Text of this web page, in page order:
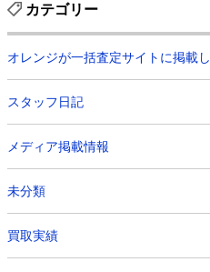
カテゴリー
オレンジが一括査定サイトに掲載
スタッフ日記
メディア掲載情報
未分類
買取実績